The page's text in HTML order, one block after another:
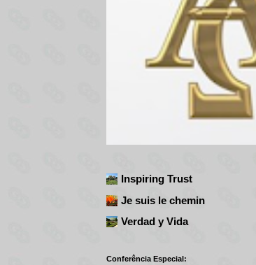
Inspiring Trust
Je suis le chemin
Verdad y Vida
Conferência Especial: